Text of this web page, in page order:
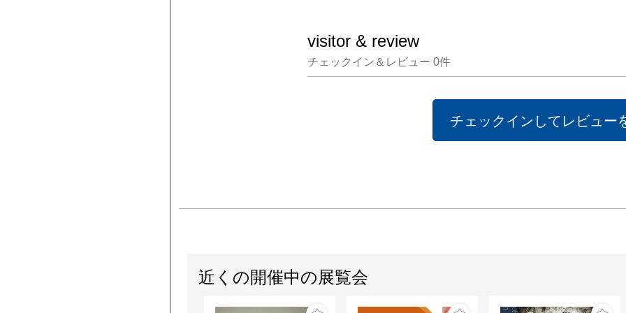
visitor & review
チェックイン＆レビュー 0件
チェックインしてレビュー
近くの開催中の展覧会